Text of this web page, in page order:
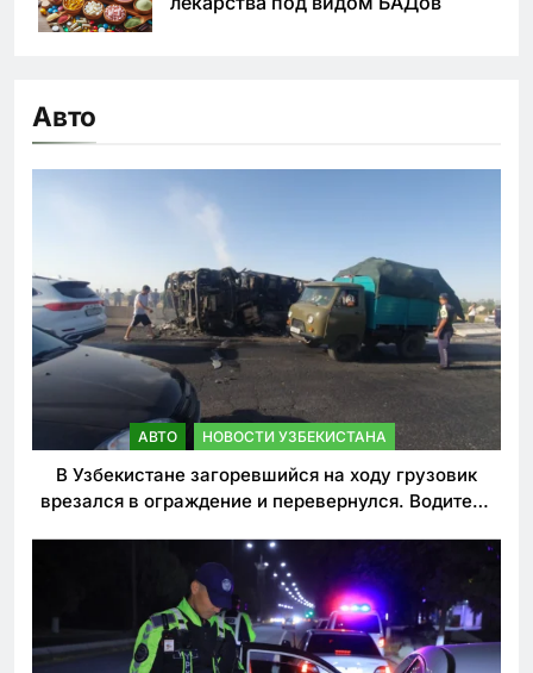
Авто
АВТО НОВОСТИ УЗБЕКИСТАНА
В Узбекистане загоревшийся на ходу грузовик
врезался в ограждение и перевернулся. Водитель